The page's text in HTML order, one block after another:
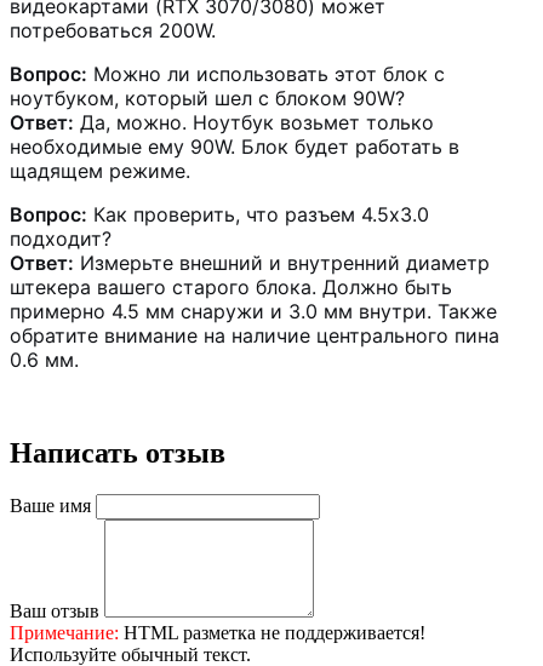
видеокартами (RTX 3070/3080) может
потребоваться 200W.
Вопрос: Можно ли использовать этот блок с
ноутбуком, который шел с блоком 90W?
Ответ: Да, можно. Ноутбук возьмет только
необходимые ему 90W. Блок будет работать в
щадящем режиме.
Вопрос: Как проверить, что разъем 4.5x3.0
подходит?
Ответ: Измерьте внешний и внутренний диаметр
штекера вашего старого блока. Должно быть
примерно 4.5 мм снаружи и 3.0 мм внутри. Также
обратите внимание на наличие центрального пина
0.6 мм.
Написать отзыв
Ваше имя
Ваш отзыв
Примечание: HTML разметка не поддерживается!
Используйте обычный текст.